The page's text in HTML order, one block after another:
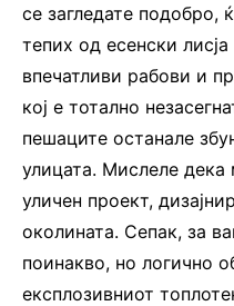
се загледате подобро,
тепих од есенски
впечатливи рабови и
кој е тотално
пешаците останале
улицата. Мислеле
уличен проект,
околината. Сепак, за
поинакво, но логично
експлозивниот